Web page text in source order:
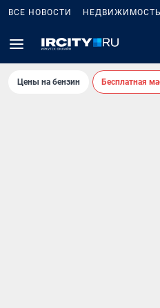
ВСЕ НОВОСТИ НЕДВИЖИМОСТЬ
Цены на бензин Бесплатная